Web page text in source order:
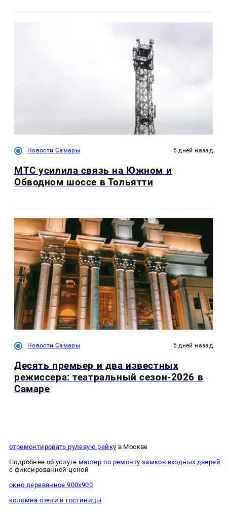
Новости Самары 6 дней назад
МТС усилила связь на Южном и
Обводном шоссе в Тольятти
Новости Самары 5 дней назад
Десять премьер и два известных
режиссера: театральный сезон-2026 в
Самаре
отремонтировать рулевую рейку в Москве
Подробнее об услуге мастер по ремонту замков входных дверей
с фиксированной ценой
окно деревянное 900х900
коломна отели и гостиницы